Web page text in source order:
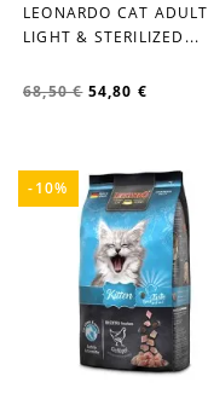
favorite_border
LEONARDO CAT ADULT
LIGHT & STERILIZED...
68,50 € 54,80 €
-10%